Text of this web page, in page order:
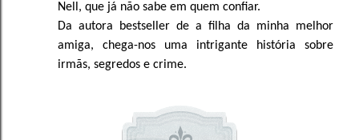
Nell, que já não sabe em quem confiar.
Da autora bestseller de a filha da minha melhor
amiga, chega-nos uma intrigante história sobre
irmãs, segredos e crime.